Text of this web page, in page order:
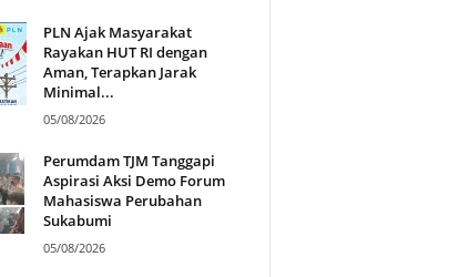
PLN Ajak Masyarakat
Rayakan HUT RI dengan
Aman, Terapkan Jarak
Minimal...
05/08/2026
Perumdam TJM Tanggapi
Aspirasi Aksi Demo Forum
Mahasiswa Perubahan
Sukabumi
05/08/2026